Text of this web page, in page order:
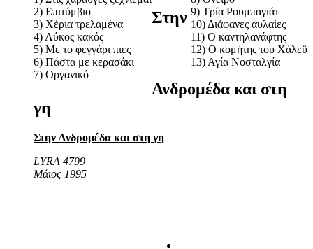
2) Επιτύμβιο
3) Χέρια τρελαμένα
4) Λύκος κακός
5) Με το φεγγάρι πιες
6) Πάστα με κερασάκι
7) Οργανικό
9) Τρία Ρουμπαγιάτ
10) Διάφανες αυλαίες
11) Ο καντηλανάφτης
12) Ο κομήτης του Χάλεϋ
13) Αγία Νοσταλγία
Στην
Ανδρομέδα και στη
γη
Στην Ανδρομέδα και στη γη
LYRA 4799
Μάιος 1995